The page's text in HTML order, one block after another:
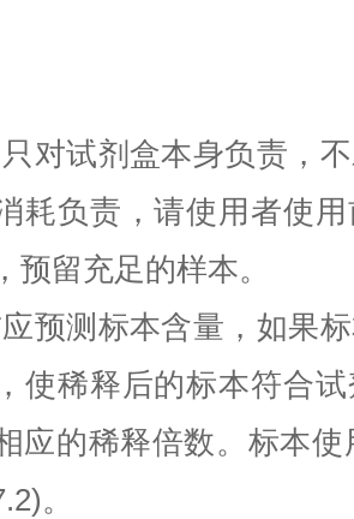
对试剂盒本身负责，
耗负责，请使用者使
预留充足的样本。
预测标本含量，如果
使稀释后的标本符合
应的稀释倍数。标本
。